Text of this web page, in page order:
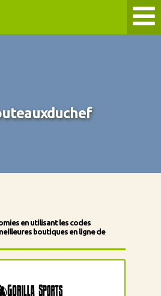
en utilisant les codes
boutiques en ligne de